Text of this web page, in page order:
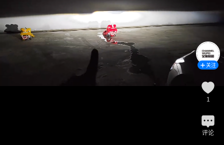
关注
1
评论